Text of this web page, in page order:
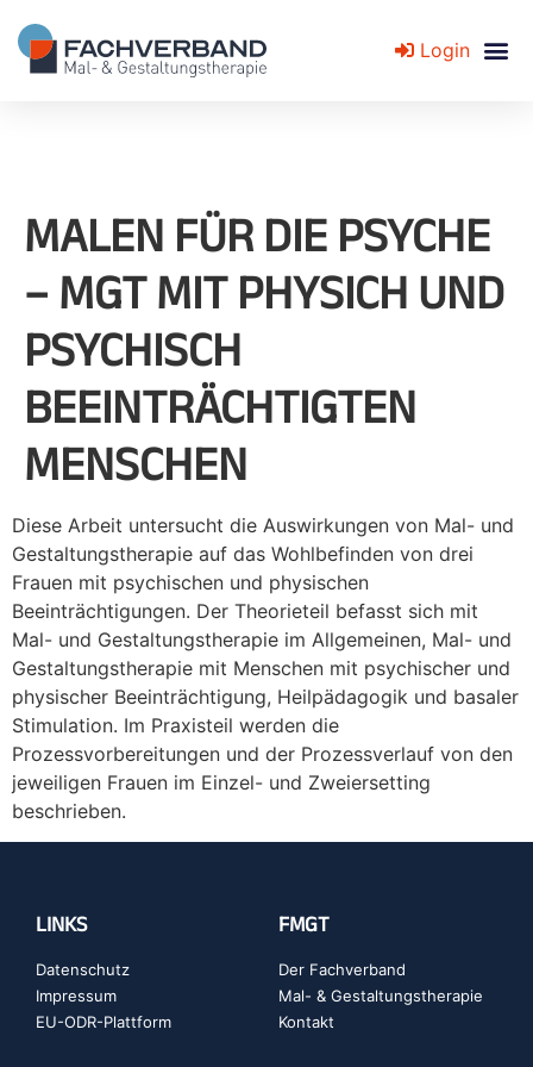
Login
MALEN FÜR DIE PSYCHE
– MGT MIT PHYSICH UND
PSYCHISCH
BEEINTRÄCHTIGTEN
MENSCHEN
Diese Arbeit untersucht die Auswirkungen von Mal- und
Gestaltungstherapie auf das Wohlbefinden von drei
Frauen mit psychischen und physischen
Beeinträchtigungen. Der Theorieteil befasst sich mit
Mal- und Gestaltungstherapie im Allgemeinen, Mal- und
Gestaltungstherapie mit Menschen mit psychischer und
physischer Beeinträchtigung, Heilpädagogik und basaler
Stimulation. Im Praxisteil werden die
Prozessvorbereitungen und der Prozessverlauf von den
jeweiligen Frauen im Einzel- und Zweiersetting
beschrieben.
LINKS
Datenschutz
Impressum
EU-ODR-Plattform
FMGT
Der Fachverband
Mal- & Gestaltungstherapie
Kontakt